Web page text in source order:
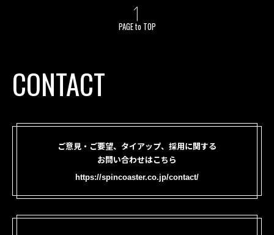
PAGE to TOP
CONTACT
ご意見・ご要望、タイアップ、採用に関する
お問い合わせはこちら
https://spincoaster.co.jp/contact/